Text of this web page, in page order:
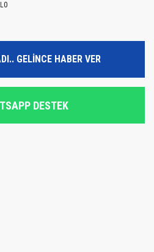
GELİNCE HABER VER
DESTEK